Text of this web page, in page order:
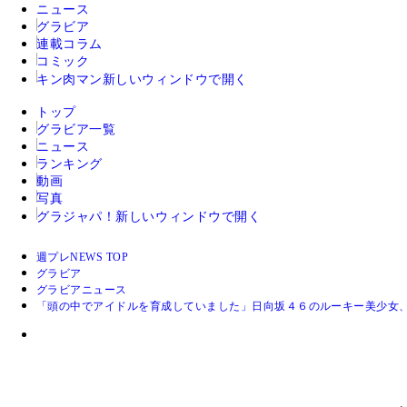
ニュース
グラビア
連載コラム
コミック
キン肉マン 新しいウィンドウで開く
トップ
グラビア一覧
ニュース
ランキング
動画
写真
グラジャパ！ 新しいウィンドウで開く
週プレNEWS TOP
グラビア
グラビアニュース
「頭の中でアイドルを育成していました」日向坂４６のルーキー美少女